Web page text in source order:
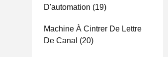
D'automation (19)
Machine À Cintrer De Lettre
De Canal (20)